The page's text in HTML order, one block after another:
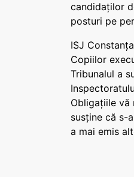
candidaților
posturi pe
ISJ
Copiilor
Tribunalul a
Obligațiile vă
susține că s-
a mai emis